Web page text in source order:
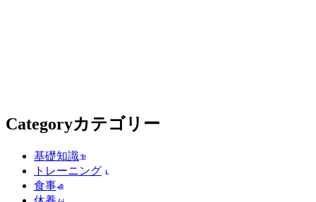
Categoryカテゴリー
基礎知識
トレーニング
食事